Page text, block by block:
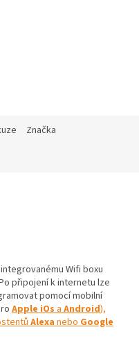
Značka
Wifi boxu
připojení k internetu lze
pomocí mobilní
Apple iOsaAndroid),
AlexaneboGoogle